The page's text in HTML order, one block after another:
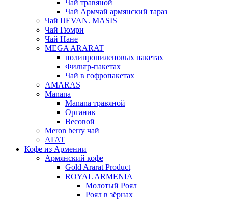
Чай травяной
Чай Армчай армянский тараз
Чай IJEVAN. MASIS
Чай Гюмри
Чай Нане
MEGA ARARAT
полипропиленовых пакетах
Фильтр-пакетах
Чай в гофропакетах
AMARAS
Manana
Manana травяной
Органик
Весовой
Meron berry чай
АГАТ
Кофе из Армении
Армянский кофе
Gold Ararat Product
ROYAL ARMENIA
Молотый Роял
Роял в зёрнах